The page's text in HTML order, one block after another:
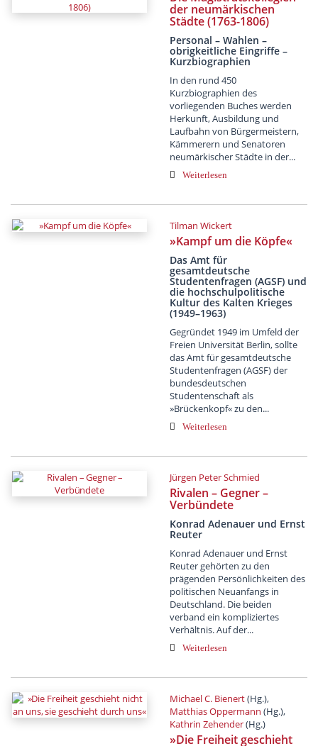
der neumärkischen
Städte (1763-1806)
Personal – Wahlen –
obrigkeitliche Eingriffe –
Kurzbiographien
In den rund 450
Kurzbiographien des
vorliegenden Buches werden
Herkunft, Ausbildung und
Laufbahn von Bürgermeistern,
Kämmerern und Senatoren
neumärkischer Städte in der...
Weiterlesen
Tilman Wickert
»Kampf um die Köpfe«
Das Amt für
gesamtdeutsche
Studentenfragen (AGSF) und
die hochschulpolitische
Kultur des Kalten Krieges
(1949–1963)
Gegründet 1949 im Umfeld der
Freien Universität Berlin, sollte
das Amt für gesamtdeutsche
Studentenfragen (AGSF) der
bundesdeutschen
Studentenschaft als
»Brückenkopf« zu den...
Weiterlesen
Jürgen Peter Schmied
Rivalen – Gegner –
Verbündete
Konrad Adenauer und Ernst
Reuter
Konrad Adenauer und Ernst
Reuter gehörten zu den
prägenden Persönlichkeiten des
politischen Neuanfangs in
Deutschland. Die beiden
verband ein kompliziertes
Verhältnis. Auf der...
Weiterlesen
Michael C. Bienert(Hg.),
Matthias Oppermann (Hg.),
Kathrin Zehender(Hg.)
»Die Freiheit geschieht